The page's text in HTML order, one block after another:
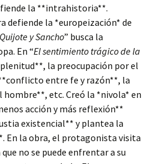
la **intrahistoria**.
defiende la *europeización* de
y Sancho” busca la
En “El sentimiento trágico de la
la preocupación por el
entre fe y razón**, la
etc. Creó la *nivola* en
acción y más reflexión**
existencial** y plantea la
En la obra, el protagonista visita
no se puede enfrentar a su